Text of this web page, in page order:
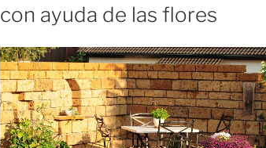
con ayuda de las flores